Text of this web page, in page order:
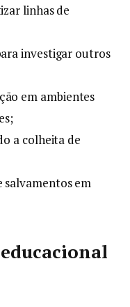
linhas de
investigar outros
em ambientes
a colheita de
salvamentos em